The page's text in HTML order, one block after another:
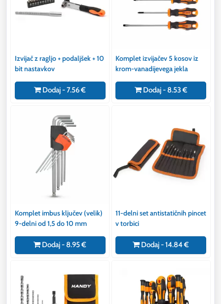
Izvijač z ragljo + podaljšek + 10
bit nastavkov
Dodaj - 7.56 €
Komplet izvijačev 5 kosov iz
krom-vanadijevega jekla
Dodaj - 8.53 €
Komplet imbus ključev (velik)
9-delni od 1,5 do 10 mm
Dodaj - 8.95 €
11-delni set antistatičnih pincet
v torbici
Dodaj - 14.84 €